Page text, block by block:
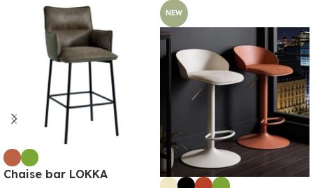
Chaise bar LOKKA
NEW